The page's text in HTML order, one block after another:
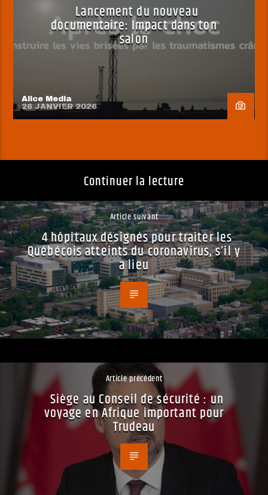
Lancement du nouveau
documentaire: Impact dans ton
salon
Alice Media
26 JANVIER 2026
Continuer la lecture
Article suivant
4 hôpitaux désignés pour traiter les
Québécois atteints du coronavirus, s’il y
a lieu
Article précédent
Siège au Conseil de sécurité : un
voyage en Afrique important pour
Trudeau